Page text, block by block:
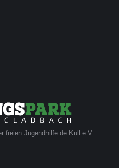
freien Jugendhilfe de Kull e.V.